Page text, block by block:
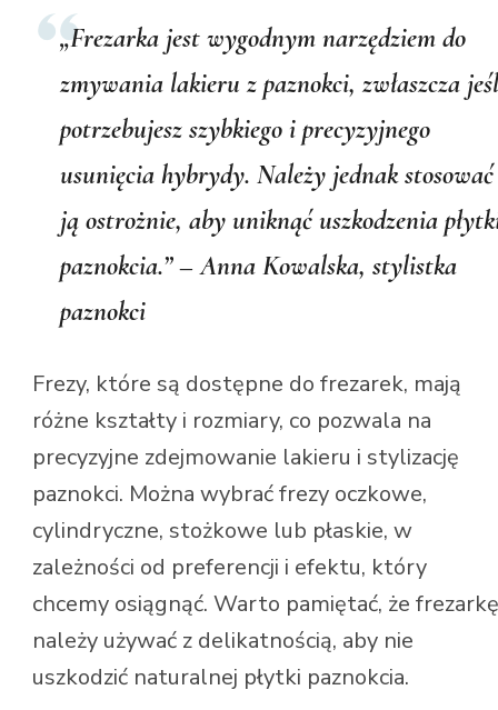
„Frezarka jest wygodnym narzędziem do
zmywania lakieru z paznokci, zwłaszcza
potrzebujesz szybkiego i precyzyjnego
usunięcia hybrydy. Należy jednak stosować
ją ostrożnie, aby uniknąć uszkodzenia
paznokcia.” – Anna Kowalska, stylistka
paznokci
Frezy, które są dostępne do frezarek, mają
różne kształty i rozmiary, co pozwala na
precyzyjne zdejmowanie lakieru i stylizację
paznokci. Można wybrać frezy oczkowe,
cylindryczne, stożkowe lub płaskie, w
zależności od preferencji i efektu, który
chcemy osiągnąć. Warto pamiętać, że frezarkę
należy używać z delikatnością, aby nie
uszkodzić naturalnej płytki paznokcia.